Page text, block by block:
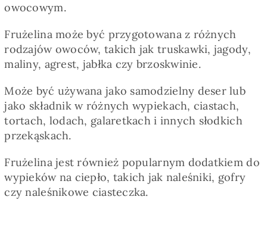
Zdrowo i fit
Kuchnie świata
SKLEP
Polski
owocowym.
Frużelina może być przygotowana z różnych
rodzajów owoców, takich jak truskawki, jagody,
maliny, agrest, jabłka czy brzoskwinie.
Może być używana jako samodzielny deser lub
jako składnik w różnych wypiekach, ciastach,
tortach, lodach, galaretkach i innych słodkich
przekąskach.
Frużelina jest również popularnym dodatkiem do
wypieków na ciepło, takich jak naleśniki, gofry
czy naleśnikowe ciasteczka.